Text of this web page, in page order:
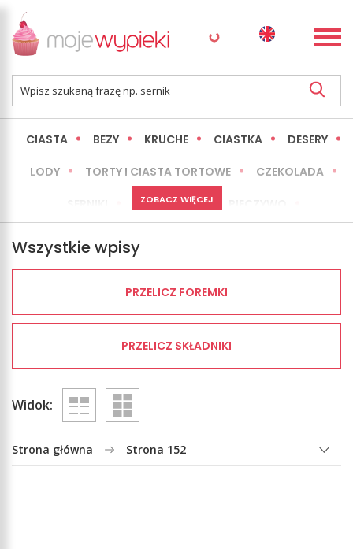
CIASTA BEZY KRUCHE CIASTKA DESERY
LODY TORTY I CIASTA TORTOWE CZEKOLADA
MINI WYPIEKI
LŻEJSZE / ZDROWSZE INNE
ZOBACZ WIĘCEJ
Wszystkie wpisy
PRZELICZ FOREMKI
PRZELICZ SKŁADNIKI
Widok:
Strona główna Strona 152